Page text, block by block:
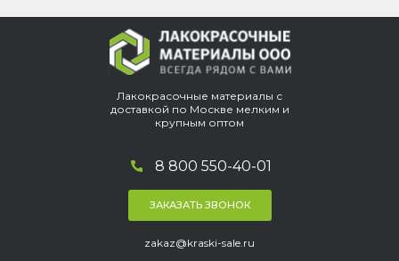
Лакокрасочные материалы с
доставкой по Москве мелким и
крупным оптом
8 800 550-40-01
ЗАКАЗАТЬ ЗВОНОК
zakaz@kraski-sale.ru